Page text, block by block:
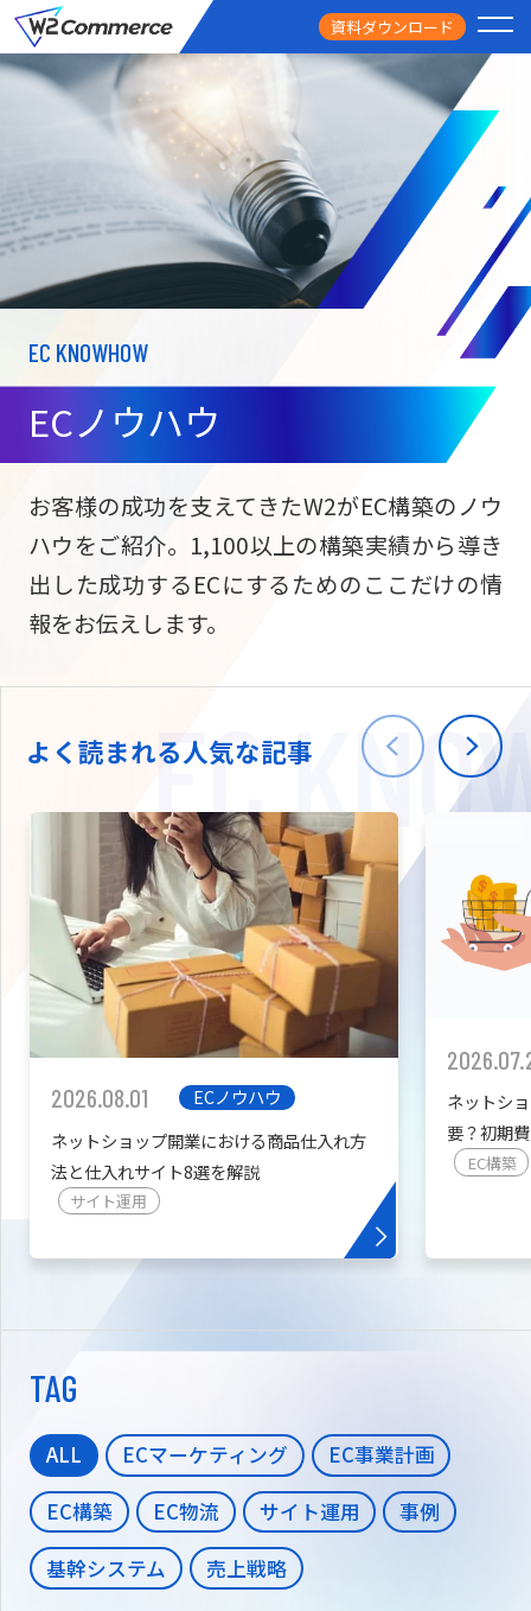
資料ダウンロード
サービス
ECサイト構築
サブスク/定期通販
ECサイト構築
海外進出・現地
W2
拡張プラグイン一覧
カスタマイズ開発
PRICE
料金
FEATURE
導入事例
USEFUL
お役立ち情報
NEWS
ニュース
会社情報
TW
EC KNOWHOW
ECノウハウ
お客様の成功を支えてきたW2がEC構築のノウ
ハウをご紹介。1,100以上の構築実績から導き
出した成功するECにするためのここだけの情
報をお伝えします。
よく読まれる人気な記事
2026.08.01
ECノウハウ
ネットショップ開業における商品仕入れ方
法と仕入れサイト8選を解説
サイト運用
ネットシ
要？初期
を紹介
EC構築
TAG
ALL ECマーケティング
EC事業計画
EC構築
EC物流 サイト運用
事例
基幹システム
売上戦略